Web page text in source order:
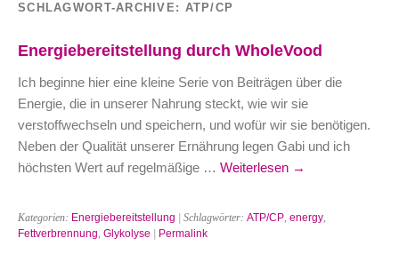
SCHLAGWORT-ARCHIVE: ATP/CP
Energiebereitstellung durch WholeVood
Ich beginne hier eine kleine Serie von Beiträgen über die
Energie, die in unserer Nahrung steckt, wie wir sie
verstoffwechseln und speichern, und wofür wir sie benötigen.
Neben der Qualität unserer Ernährung legen Gabi und ich
höchsten Wert auf regelmäßige … Weiterlesen →
Kategorien: Energiebereitstellung | Schlagwörter: ATP/CP, energy,
Fettverbrennung, Glykolyse Permalink